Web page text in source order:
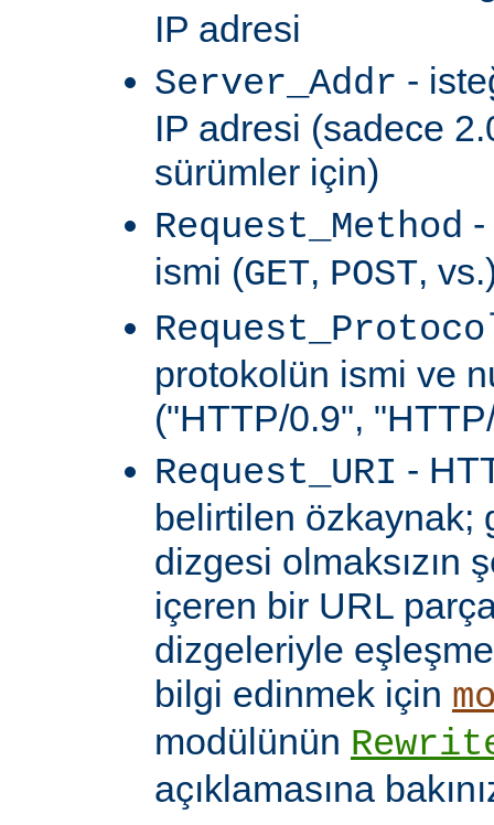
IP adresi
Server_Addr -
IP adresi (sadece
sürümler için)
Request_Method -
ismi (GET, POST,
protokolün ismi ve
("HTTP/0.9",
Request_URI -
belirtilen özkaynak;
dizgesi olmaksızın
içeren bir URL
dizgeleriyle
bilgi edinmek için
modülünün
açıklamasına